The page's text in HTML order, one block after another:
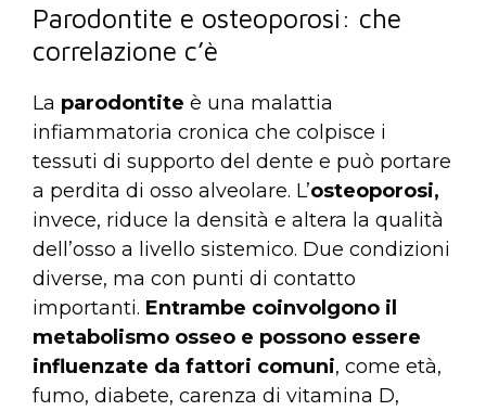
Parodontite e osteoporosi: che
correlazione c’è
La parodontite è una malattia
infiammatoria cronica che colpisce i
tessuti di supporto del dente e può portare
a perdita di osso alveolare. L’osteoporosi,
invece, riduce la densità e altera la qualità
dell’osso a livello sistemico. Due condizioni
diverse, ma con punti di contatto
importanti. Entrambe coinvolgono il
metabolismo osseo e possono essere
influenzate da fattori comuni, come età,
fumo, diabete, carenza di vitamina D,